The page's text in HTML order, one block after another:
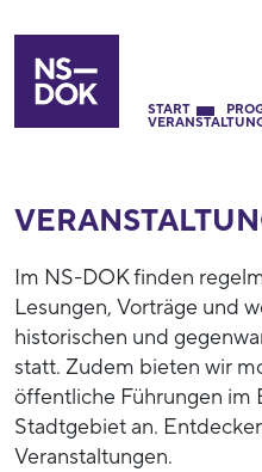
START
Im NS-DOK finden
Lesungen, Vorträge und
historischen und
statt. Zudem bieten wir
öffentliche Führungen im
Stadtgebiet an.
Veranstaltungen.